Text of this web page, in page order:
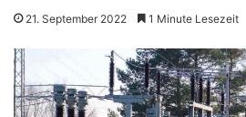
21. September 2022 1 Minute Lesezeit